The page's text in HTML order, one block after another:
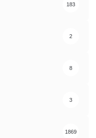
183
2
8
3
1869